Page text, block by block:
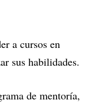
a cursos en
sus habilidades.
de mentoría,